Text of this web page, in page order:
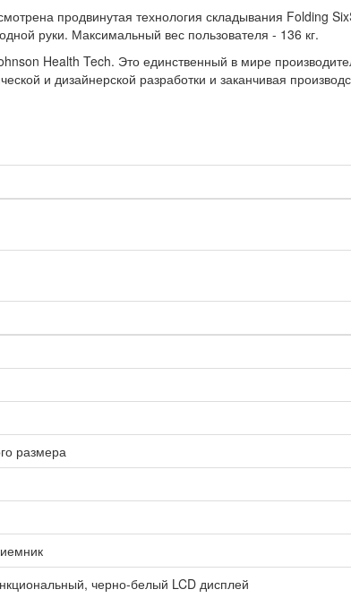
продвинутая технология складывания Folding
руки. Максимальный вес пользователя - 136 кг.
Health Tech. Это единственный в мире
и дизайнерской разработки и заканчивая
размера
черно-белый LCD дисплей